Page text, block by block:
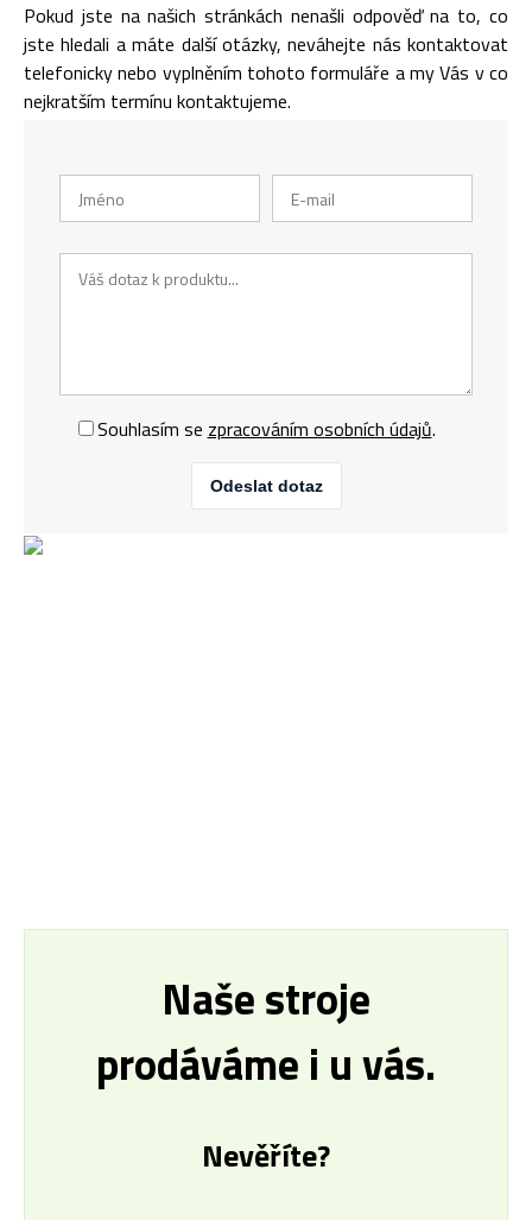
Pokud jste na našich stránkách nenašli odpověď na to, co
jste hledali a máte další otázky, neváhejte nás kontaktovat
telefonicky nebo vyplněním tohoto formuláře a my Vás v co
nejkratším termínu kontaktujeme.
Souhlasím se zpracováním osobních údajů.
Odeslat dotaz
Naše stroje
prodáváme i u vás.
Nevěříte?